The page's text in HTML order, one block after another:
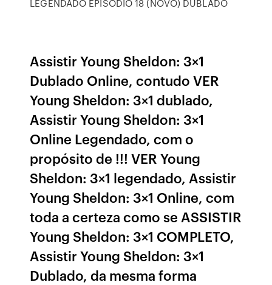
LEGENDADO EPISÓDIO 18 (NOVO) DUBLADO
Assistir Young Sheldon: 3×1
Dublado Online, contudo VER
Young Sheldon: 3×1 dublado,
Assistir Young Sheldon: 3×1
Online Legendado, com o
propósito de !!! VER Young
Sheldon: 3×1 legendado, Assistir
Young Sheldon: 3×1 Online, com
toda a certeza como se ASSISTIR
Young Sheldon: 3×1 COMPLETO,
Assistir Young Sheldon: 3×1
Dublado, da mesma forma